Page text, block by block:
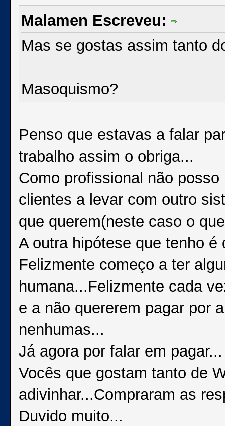
Malamen Escreveu:
Mas se gostas assim tanto
Masoquismo?
Penso que estavas a falar
trabalho assim o obriga...
Como profissional não
clientes a levar com outro
que querem(neste caso o
A outra hipótese que tenho é
Felizmente começo a ter
humana...Felizmente cada
e a não quererem pagar por
nenhumas...
Já agora por falar em pagar...
Vocês que gostam tanto de
adivinhar...Compraram as
Duvido muito...